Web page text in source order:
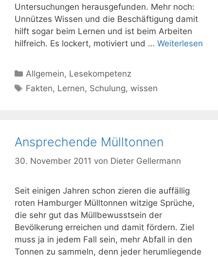
Untersuchungen heraus­gefunden. Mehr noch:
Unnützes Wissen und die Beschäftigung damit
hilft sogar beim Lernen und ist beim Ar­beiten
hilfreich. Es lockert, motiviert und … Weiterlesen
Kategorien
Allgemein, Lesekompetenz
Schlagwörter
Fakten, Lernen, Schulung,wissen
Ansprechende Mülltonnen
30. November 2011 von Dieter Gellermann
Seit einigen Jahren schon zieren die auffällig
roten Hamburger Mülltonnen witzige Sprüche,
die sehr gut das Müllbewusstsein der
Bevölkerung erreichen und damit fördern. Ziel
muss ja in jedem Fall sein, mehr Abfall in den
Tonnen zu sammeln, denn jeder herumliegende